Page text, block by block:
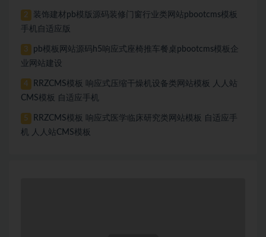
2
装饰建材pb模版源码装修门窗行业类网站pbootcms模板
手机自适应版
3
pb模板网站源码h5响应式座椅推车餐桌pbootcms模板企
业网站建设
4
RRZCMS模板 响应式压缩干燥机设备类网站模板 人人站
CMS模板 自适应手机
5
RRZCMS模板 响应式医学临床研究类网站模板 自适应手
机 人人站CMS模板